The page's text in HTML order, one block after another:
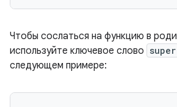
Чтобы сослаться на функцию в
используйте ключевое слово super
следующем примере: